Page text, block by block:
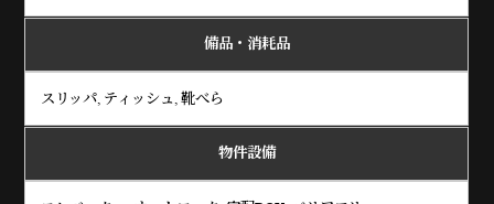
備品・消耗品
スリッパ, ティッシュ, 靴べら
物件設備